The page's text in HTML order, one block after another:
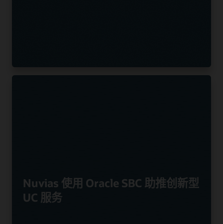
Nuvias 使用 Oracle SBC 助推创新型
UC 服务